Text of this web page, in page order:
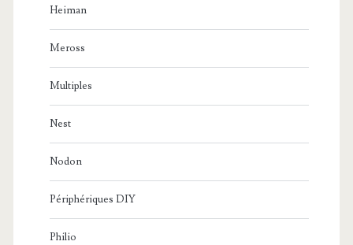
Heiman
Meross
Multiples
Nest
Nodon
Périphériques DIY
Philio